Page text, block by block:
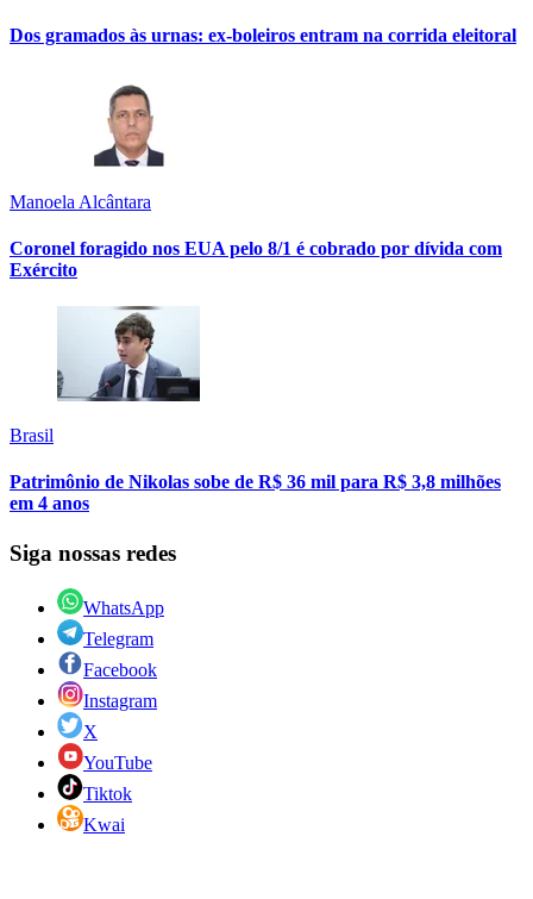
Dos gramados às urnas: ex-boleiros entram na corrida eleitoral
Manoela Alcântara
Coronel foragido nos EUA pelo 8/1 é cobrado por dívida com
Exército
Brasil
Patrimônio de Nikolas sobe de R$ 36 mil para R$ 3,8 milhões
em 4 anos
Siga nossas redes
WhatsApp
Telegram
Facebook
Instagram
X
YouTube
Tiktok
Kwai